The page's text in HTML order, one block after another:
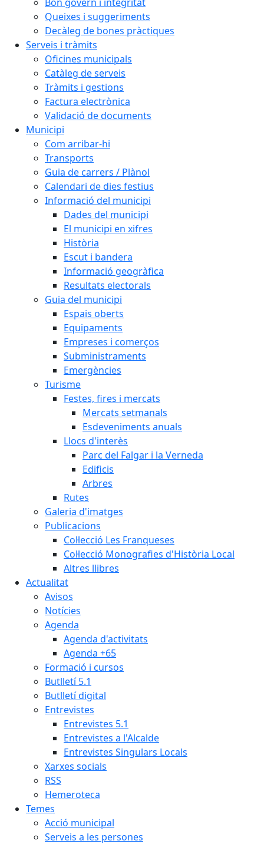
Queixes i suggeriments
Decàleg de bones pràctiques
Serveis i tràmits
Oficines municipals
Catàleg de serveis
Tràmits i gestions
Factura electrònica
Validació de documents
Municipi
Com arribar-hi
Transports
Guia de carrers / Plànol
Calendari de dies festius
Informació del municipi
Dades del municipi
El municipi en xifres
Història
Escut i bandera
Informació geogràfica
Resultats electorals
Guia del municipi
Espais oberts
Equipaments
Empreses i comerços
Subministraments
Emergències
Turisme
Festes, fires i mercats
Mercats setmanals
Esdeveniments anuals
Llocs d'interès
Parc del Falgar i la Verneda
Edificis
Arbres
Rutes
Galeria d'imatges
Publicacions
Col·lecció Les Franqueses
Col·lecció Monografies d'Història Local
Altres llibres
Actualitat
Avisos
Notícies
Agenda
Agenda d'activitats
Agenda +65
Formació i cursos
Butlletí 5.1
Butlletí digital
Entrevistes
Entrevistes 5.1
Entrevistes a l'Alcalde
Entrevistes Singulars Locals
Xarxes socials
RSS
Hemeroteca
Temes
Acció municipal
Serveis a les persones